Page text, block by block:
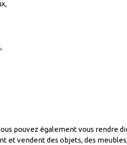
pouvez également vous rendre
et vendent des objets, des